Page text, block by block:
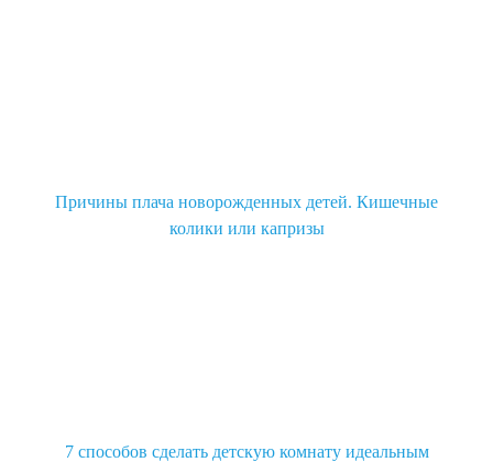
Причины плача новорожденных детей. Кишечные
колики или капризы
7 способов сделать детскую комнату идеальным